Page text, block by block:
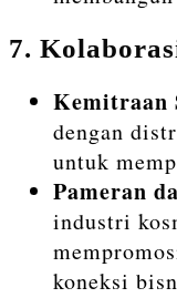
7.
Kemitraan
dengan
untuk
Pameran
industri
koneksi